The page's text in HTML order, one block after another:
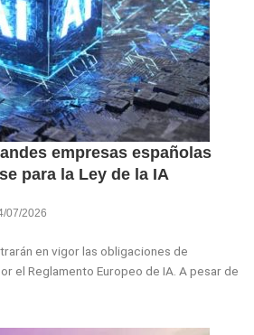
empresas españolas
para la Ley de la IA
07/2026
en vigor las obligaciones de
el Reglamento Europeo de IA. A pesar de